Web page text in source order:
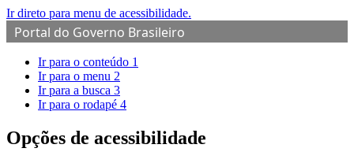
Ir direto para menu de acessibilidade.
Portal do Governo Brasileiro
Ir para o conteúdo 1
Ir para o menu 2
Ir para a busca 3
Ir para o rodapé 4
Opções de acessibilidade